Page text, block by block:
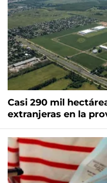
Casi 290 mil
extranjeras en la